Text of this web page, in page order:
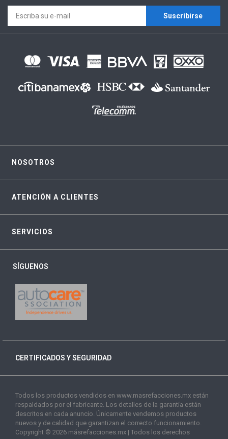
Suscríbirse
NOSOTROS
ATENCIÓN A CLIENTES
SERVICIOS
SÍGUENOS
CERTIFICADOS Y SEGURIDAD
Todos los productos vendidos en www.masrefacciones.mx están
respaldados por el fabricante. Los detalles de la garantía están
descritos en cada anuncio. Únicamente vendemos productos
nuevos y de calidad que garantizan el correcto funcionamiento.
Copyright © 2026 másrefacciones.mx | Todos los derechos